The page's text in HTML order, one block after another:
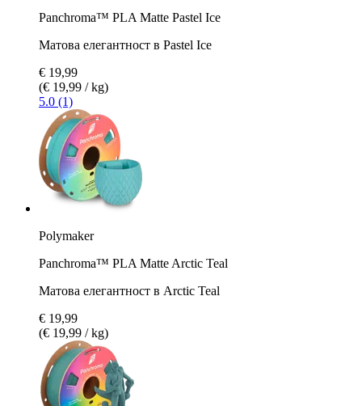
Panchroma™ PLA Matte Pastel Ice
Матова елегантност в Pastel Ice
€ 19,99
(€ 19,99 / kg)
5.0 (1)
Polymaker
Panchroma™ PLA Matte Arctic Teal
Матова елегантност в Arctic Teal
€ 19,99
(€ 19,99 / kg)